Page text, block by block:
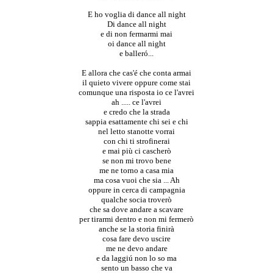
E ho voglia di dance all night
Di dance all night
e di non fermarmi mai
oi dance all night
e balleró...
E allora che cas'é che conta armai
il quieto vivere oppure come stai
comunque una risposta io ce l'avrei
ah ..... ce l'avrei
e credo che la strada
sappia esattamente chi sei e chi
nel letto stanotte vorrai
con chi ti strofinerai
e mai più ci cascherò
se non mi trovo bene
me ne torno a casa mia
ma cosa vuoi che sia ... Ah
oppure in cerca di campagnia
qualche socia troverò
che sa dove andare a scavare
per tirarmi dentro e non mi fermerò
anche se la storia finirà
cosa fare devo uscire
me ne devo andare
e da laggiú non lo so ma
sento un basso che va